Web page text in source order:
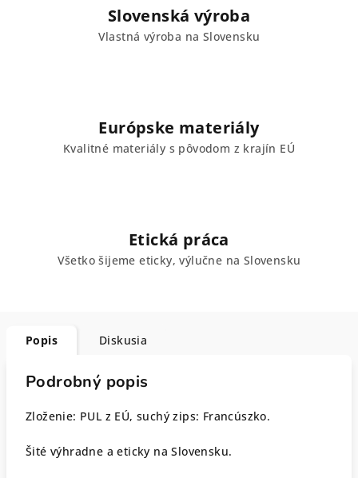
Slovenská výroba
Vlastná výroba na Slovensku
Európske materiály
Kvalitné materiály s pôvodom z krajín EÚ
Etická práca
Všetko šijeme eticky, výlučne na Slovensku
Popis Diskusia
Podrobný popis
Zloženie: PUL z EÚ, suchý zips: Francúszko.
Šité výhradne a eticky na Slovensku.